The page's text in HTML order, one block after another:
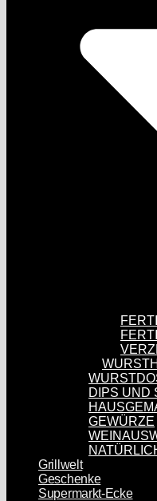
DIPS UND
GEWÜRZE
Grillwelt
Geschenke
Supermarkt-Ecke